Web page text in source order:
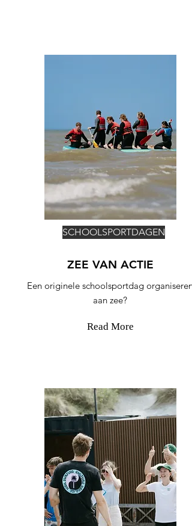
SCHOOLSPORTDAGEN
ZEE VAN ACTIE
Een originele schoolsportdag organiseren
aan zee?
Read More